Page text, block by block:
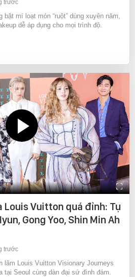
trước
mí loạt món “ruột” dùng xuyên năm,
dễ áp dụng cho mọi trình độ.
Louis Vuitton quá đỉnh: Tụ
Gong Yoo, Shin Min Ah
trước
lãm Louis Vuitton Visionary Journeys
Seoul cùng dàn đại sứ đình đám.